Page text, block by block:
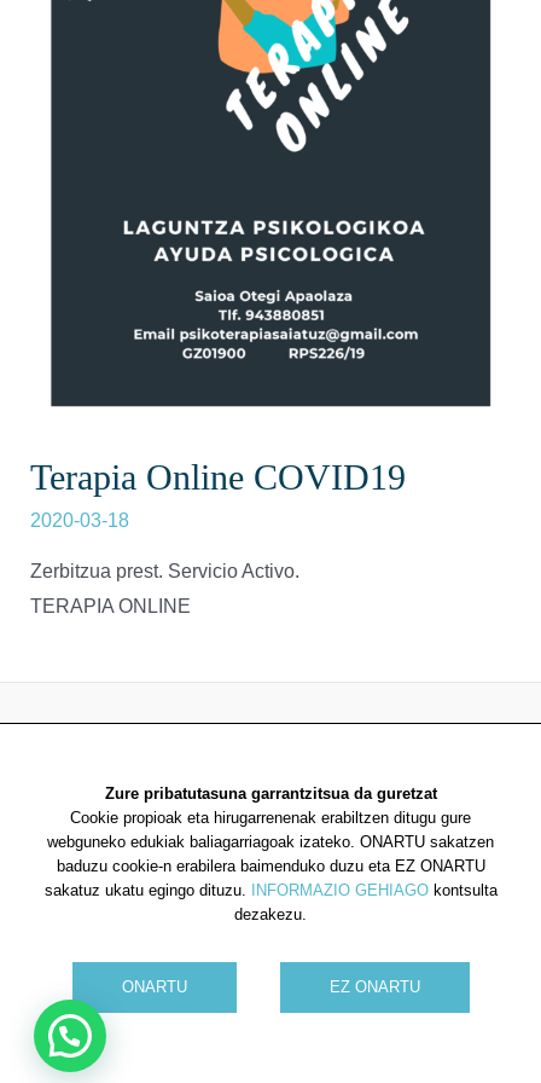
Terapia Online COVID19
2020-03-18
Zerbitzua prest. Servicio Activo.
TERAPIA ONLINE
Diseinua eta garapena:TaPuntu
Cookien politika
Pribatutasun politika
Zure pribatutasuna garrantzitsua da guretzat
Cookie propioak eta hirugarrenenak erabiltzen ditugu gure
webguneko edukiak baliagarriagoak izateko. ONARTU sakatzen
baduzu cookie-n erabilera baimenduko duzu eta EZ ONARTU
sakatuz ukatu egingo dituzu.
INFORMAZIO GEHIAGOkontsulta
dezakezu.
ONARTU EZ ONARTU